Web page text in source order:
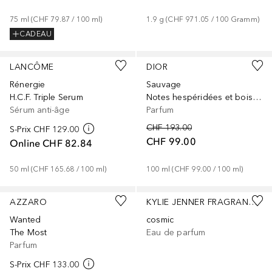
75 ml (CHF 79.87 / 100 ml)
CADEAU
1.9 g (CHF 971.05 / 100 Gramm)
LANCÔME
Rénergie
H.C.F. Triple Serum
Sérum anti-âge
S-Prix CHF 129.00
Online CHF 82.84
50 ml (CHF 165.68 / 100 ml)
DIOR
Sauvage
Notes hespéridées et boisées
Parfum
CHF 193.00
CHF 99.00
100 ml (CHF 99.00 / 100 ml)
AZZARO
Wanted
The Most
Parfum
S-Prix CHF 133.00
KYLIE JENNER FRAGRANCES
cosmic
Eau de parfum